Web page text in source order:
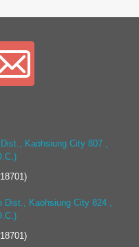
Kaohsiung City 807 ,
Dist., Kaohsiung City 824 ,